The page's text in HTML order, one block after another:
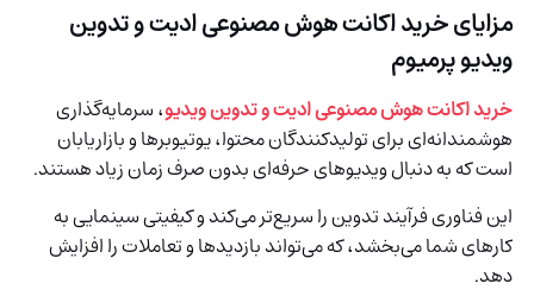
مزایای خرید اکانت هوش مصنوعی ادیت و تدوین
ویدیو پرمیوم
خرید اکانت هوش مصنوعی ادیت و تدوین ویدیو، سرمایه‌گذاری
هوشمندانه‌ای برای تولیدکنندگان محتوا، یوتیوبرها و بازاریابان
است که به دنبال ویدیوهای حرفه‌ای بدون صرف زمان زیاد هستند.
این فناوری فرآیند تدوین را سریع‌تر می‌کند و کیفیتی سینمایی به
کارهای شما می‌بخشد، که می‌تواند بازدیدها و تعاملات را افزایش
دهد.